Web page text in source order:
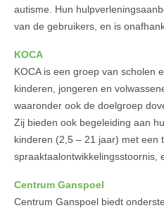
autisme. Hun
van de gebruikers, en is
KOCA
KOCA is een groep van scholen
kinderen, jongeren en
waaronder ook de doelgroep
Zij bieden ook begeleiding aan
kinderen (2,5 – 21 jaar) met een
spraaktaalontwikkelingsstoornis,
Centrum Ganspoel
Centrum Ganspoel biedt